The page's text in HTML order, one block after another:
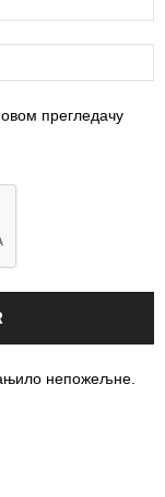
прегледачу
непожељне.